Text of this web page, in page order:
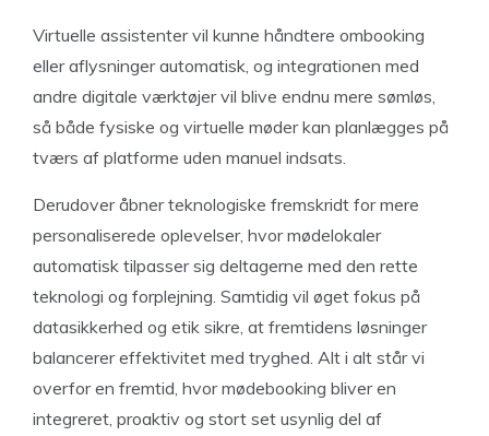
Virtuelle assistenter vil kunne håndtere ombooking
eller aflysninger automatisk, og integrationen med
andre digitale værktøjer vil blive endnu mere sømløs,
så både fysiske og virtuelle møder kan planlægges på
tværs af platforme uden manuel indsats.
Derudover åbner teknologiske fremskridt for mere
personaliserede oplevelser, hvor mødelokaler
automatisk tilpasser sig deltagerne med den rette
teknologi og forplejning. Samtidig vil øget fokus på
datasikkerhed og etik sikre, at fremtidens løsninger
balancerer effektivitet med tryghed. Alt i alt står vi
overfor en fremtid, hvor mødebooking bliver en
integreret, proaktiv og stort set usynlig del af